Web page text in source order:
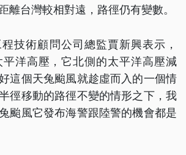
離台灣較相對遠，路徑仍有變數。
技術顧問公司總監賈新興表示，
平洋高壓，它北側的太平洋高壓減
這個天兔颱風就趁虛而入的一個情
徑移動的路徑不變的情形之下，我
颱風它發布海警跟陸警的機會都是